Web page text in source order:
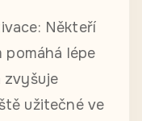
Někteří
pomáhá lépe
zvyšuje
užitečné ve